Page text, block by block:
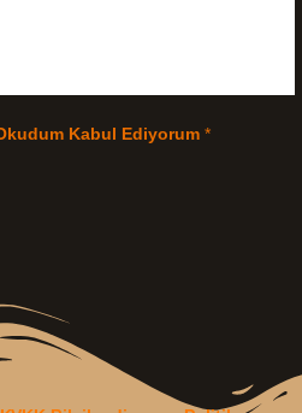
Kabul Ediyorum *